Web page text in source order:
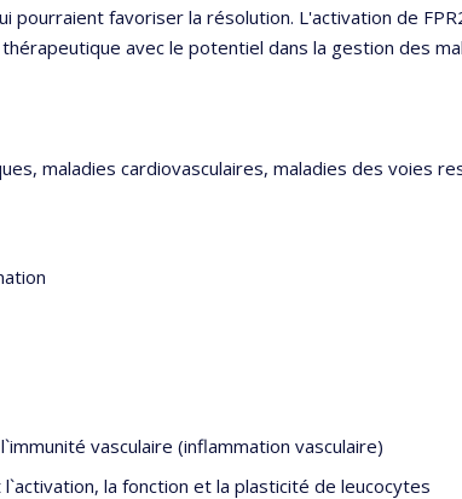
pourraient favoriser la résolution. L'activation de
avec le potentiel dans la gestion des
maladies cardiovasculaires, maladies des voies
vasculaire (inflammation vasculaire)
la fonction et la plasticité de leucocytes